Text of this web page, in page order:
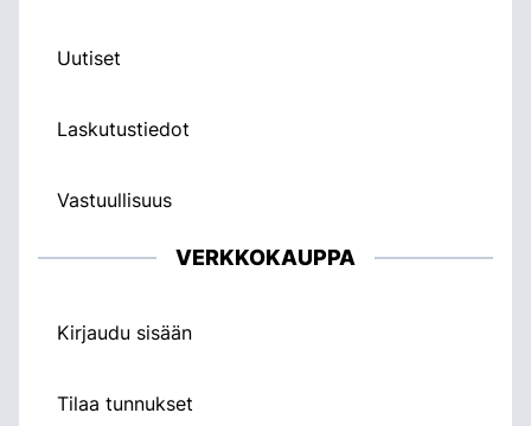
Uutiset
Laskutustiedot
Vastuullisuus
VERKKOKAUPPA
Kirjaudu sisään
Tilaa tunnukset